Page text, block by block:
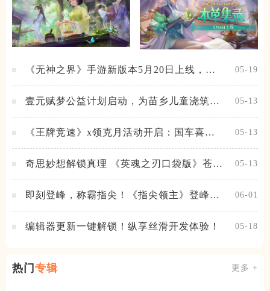
《无神之界》手游新版本5月20日上线，女
05-19
壹元赋梦公益计划启动，为苗乡儿童浇筑梦
05-13
《王牌竞速》x领克月活动开启：国车喜迎
05-13
奇思妙想解锁真理 《英魂之刃口袋版》苍天
05-13
即刻登峰，称霸指尖！《指尖领主》登峰测
06-01
编辑器更新一键解锁！纵享丝滑开发体验！ 05-18
热门专辑 更多 +